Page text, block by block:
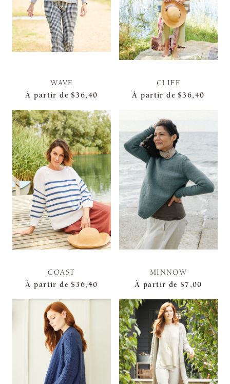
WAVE
À partir de $36,40
CLIFF
À partir de $36,40
COAST
À partir de $36,40
MINNOW
À partir de $7,00